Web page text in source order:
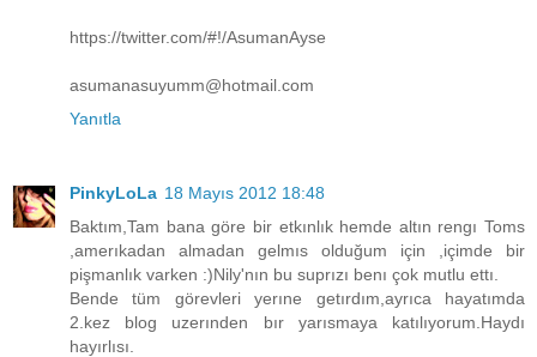
https://twitter.com/#!/AsumanAyse
asumanasuyumm@hotmail.com
Yanıtla
PinkyLoLa 18 Mayıs 2012 18:48
Baktım,Tam bana göre bir etkınlık hemde altın rengı Toms
,amerıkadan almadan gelmıs olduğum için ,içimde bir
pişmanlık varken :)Nily'nın bu suprızı benı çok mutlu ettı.
Bende tüm görevleri yerıne getırdım,ayrıca hayatımda
2.kez blog uzerınden bır yarısmaya katılıyorum.Haydı
hayırlısı.